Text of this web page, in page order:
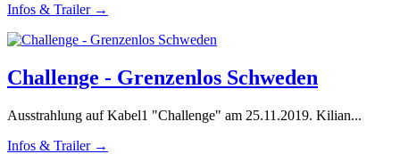
Infos & Trailer →
Challenge - Grenzenlos Schweden
Ausstrahlung auf Kabel1 "Challenge" am 25.11.2019. Kilian...
Infos & Trailer →